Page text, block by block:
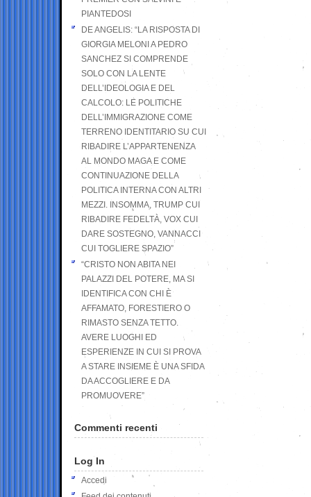
PIANTEDOSI
DE ANGELIS: “LA RISPOSTA DI
GIORGIA MELONI A PEDRO
SANCHEZ SI COMPRENDE
SOLO CON LA LENTE
DELL’IDEOLOGIA E DEL
CALCOLO: LE POLITICHE
DELL’IMMIGRAZIONE COME
TERRENO IDENTITARIO SU CUI
RIBADIRE L’APPARTENENZA
AL MONDO MAGA E COME
CONTINUAZIONE DELLA
POLITICA INTERNA CON ALTRI
MEZZI. INSOMMA, TRUMP CUI
RIBADIRE FEDELTÀ, VOX CUI
DARE SOSTEGNO, VANNACCI
CUI TOGLIERE SPAZIO”
“CRISTO NON ABITA NEI
PALAZZI DEL POTERE, MA SI
IDENTIFICA CON CHI È
AFFAMATO, FORESTIERO O
RIMASTO SENZA TETTO.
AVERE LUOGHI ED
ESPERIENZE IN CUI SI PROVA
A STARE INSIEME È UNA SFIDA
DA ACCOGLIERE E DA
PROMUOVERE”
Commenti recenti
Log In
Accedi